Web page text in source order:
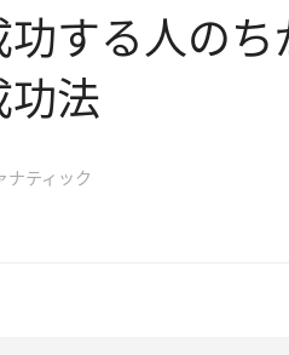
する人の
法
ナティック